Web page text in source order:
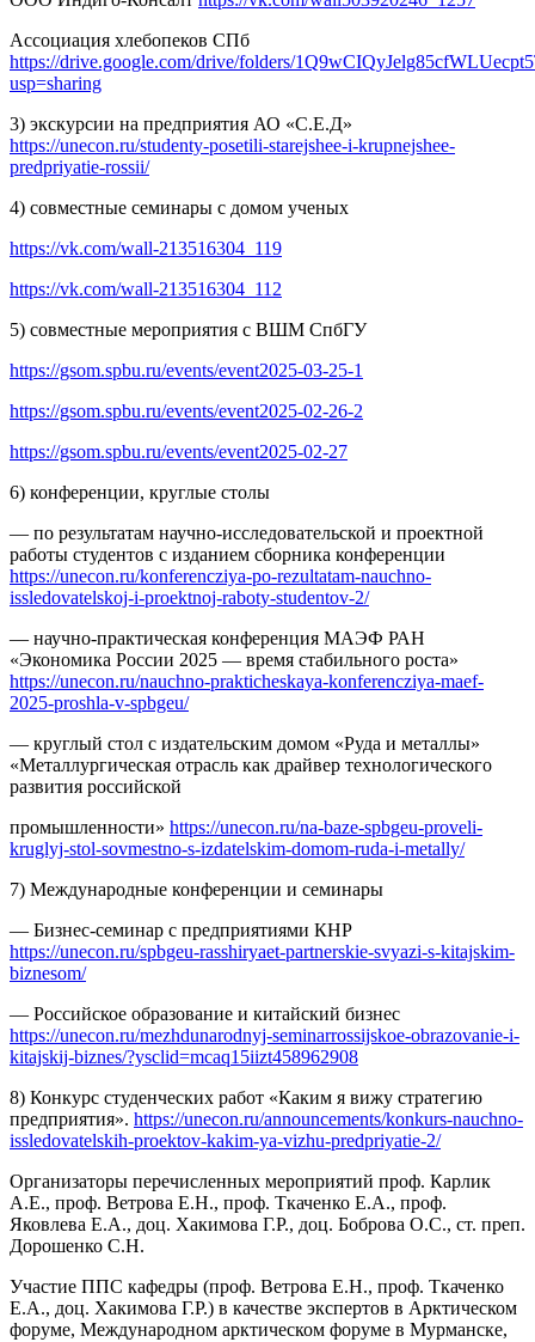
Ассоциация хлебопеков СПб
https://drive.google.com/drive/folders/
usp=sharing
3) экскурсии на предприятия АО «С.Е.Д»
https://unecon.ru/studenty-posetili-starejshee-i-krupnejshee-
predpriyatie-rossii/
4) совместные семинары с домом ученых
https://vk.com/wall-213516304_119
https://vk.com/wall-213516304_112
5) совместные мероприятия с ВШМ СпбГУ
https://gsom.spbu.ru/events/event2025-03-25-1
https://gsom.spbu.ru/events/event2025-02-26-2
https://gsom.spbu.ru/events/event2025-02-27
6) конференции, круглые столы
— по результатам научно-исследовательской и проектной
работы студентов с изданием сборника конференции
https://unecon.ru/konferencziya-po-rezultatam-nauchno-
issledovatelskoj-i-proektnoj-raboty-studentov-2/
— научно-практическая конференция МАЭФ РАН
«Экономика России 2025 — время стабильного роста»
https://unecon.ru/nauchno-prakticheskaya-konferencziya-maef-
2025-proshla-v-spbgeu/
— круглый стол с издательским домом «Руда и металлы»
«Металлургическая отрасль как драйвер технологического
развития российской
промышленности» https://unecon.ru/na-baze-spbgeu-proveli-
kruglyj-stol-sovmestno-s-izdatelskim-domom-ruda-i-metally/
7) Международные конференции и семинары
— Бизнес-семинар с предприятиями КНР
https://unecon.ru/spbgeu-rasshiryaet-partnerskie-svyazi-s-kitajskim-
biznesom/
— Российское образование и китайский бизнес
https://unecon.ru/mezhdunarodnyj-seminarrossijskoe-obrazovanie-i-
kitajskij-biznes/?ysclid=mcaq15iizt458962908
8) Конкурс студенческих работ «Каким я вижу стратегию
предприятия». https://unecon.ru/announcements/konkurs-nauchno-
issledovatelskih-proektov-kakim-ya-vizhu-predpriyatie-2/
Организаторы перечисленных мероприятий проф. Карлик
А.Е., проф. Ветрова Е.Н., проф. Ткаченко Е.А., проф.
Яковлева Е.А., доц. Хакимова Г.Р., доц. Боброва О.С., ст. преп.
Дорошенко С.Н.
Участие ППС кафедры (проф. Ветрова Е.Н., проф. Ткаченко
Е.А., доц. Хакимова Г.Р.) в качестве экспертов в Арктическом
форуме, Международном арктическом форуме в Мурманске,